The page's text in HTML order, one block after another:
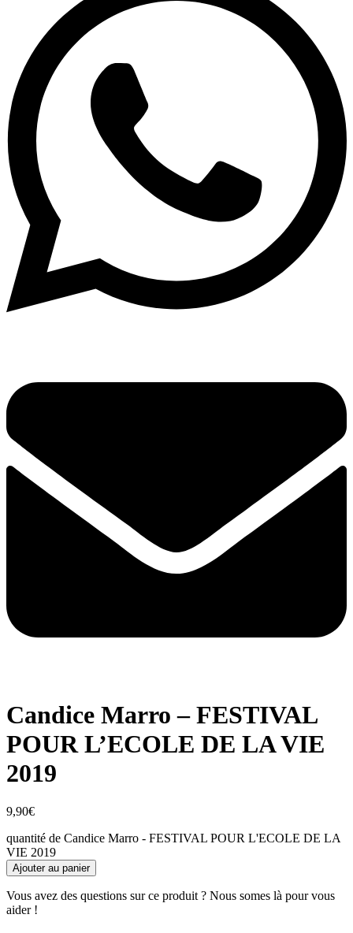
Candice Marro – FESTIVAL
POUR L’ECOLE DE LA VIE
2019
9,90€
quantité de Candice Marro - FESTIVAL POUR L'ECOLE DE LA
VIE 2019
Ajouter au panier
Vous avez des questions sur ce produit ? Nous somes là pour vous
aider !